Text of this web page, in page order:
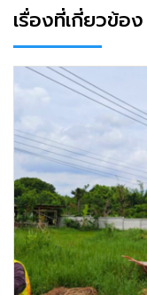
เรื่องที่เกี่ยวข้อง